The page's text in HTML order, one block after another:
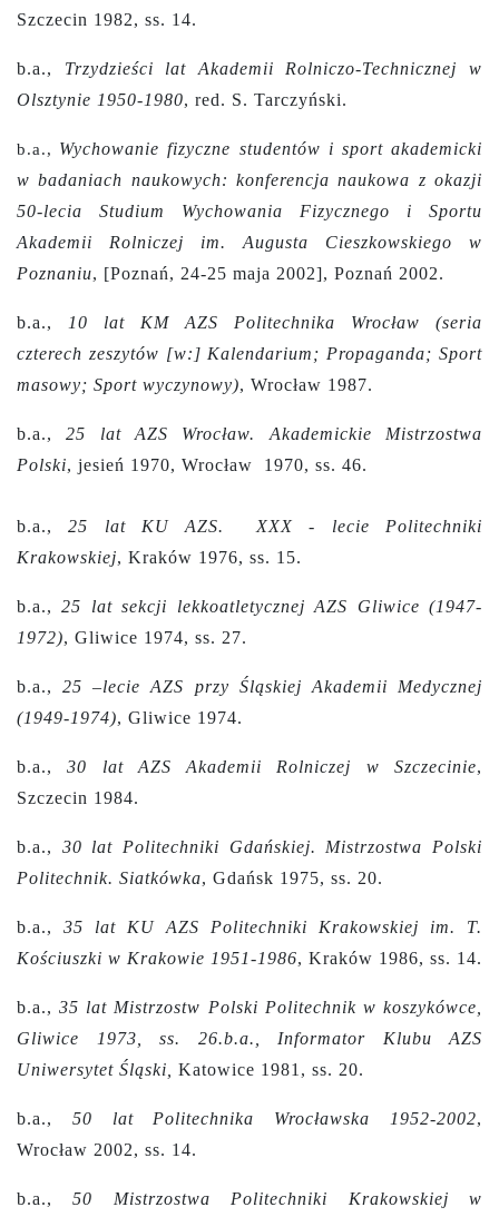
Szczecin 1982, ss. 14.
b.a., Trzydzieści lat Akademii Rolniczo-Technicznej w
Olsztynie 1950-1980, red. S. Tarczyński.
b.a., Wychowanie fizyczne studentów i sport akademicki
w badaniach naukowych: konferencja naukowa z okazji
50-lecia Studium Wychowania Fizycznego i Sportu
Akademii Rolniczej im. Augusta Cieszkowskiego w
Poznaniu, [Poznań, 24-25 maja 2002], Poznań 2002.
b.a.,
10 lat KM AZS Politechnika Wrocław (seria
czterech zeszytów [w:] Kalendarium; Propaganda; Sport
masowy; Sport wyczynowy), Wrocław 1987.
b.a.,25 lat AZS Wrocław. Akademickie Mistrzostwa
Polski, jesień 1970, Wrocław 1970, ss. 46.
b.a.,25 lat KU AZS. XXX - lecie Politechniki
Krakowskiej, Kraków 1976, ss. 15.
b.a.,25 lat sekcji lekkoatletycznej AZS Gliwice (1947-
1972), Gliwice 1974, ss. 27.
b.a.,25 –lecie AZS przy Śląskiej Akademii Medycznej
(1949-1974), Gliwice 1974.
b.a.,30 lat AZS Akademii Rolniczej w Szczecinie,
Szczecin 1984.
b.a., 30 lat Politechniki Gdańskiej. Mistrzostwa Polski
Politechnik. Siatkówka, Gdańsk 1975, ss. 20.
b.a., 35 lat KU AZS Politechniki Krakowskiej im. T.
Kościuszki w Krakowie 1951-1986, Kraków 1986, ss. 14.
b.a.,35 lat Mistrzostw Polski Politechnik w koszykówce,
Gliwice 1973, ss. 26.b.a., Informator Klubu AZS
Uniwersytet Śląski,
Katowice 1981, ss. 20.
b.a., 50 lat Politechnika Wrocławska 1952-2002,
Wrocław 2002, ss. 14.
b.a.,50 Mistrzostwa Politechniki Krakowskiej w